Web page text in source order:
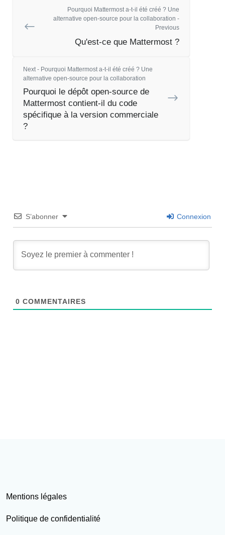
Pourquoi Mattermost a-t-il été créé ? Une
alternative open-source pour la collaboration -
Previous
Qu'est-ce que Mattermost ?
Next - Pourquoi Mattermost a-t-il été créé ? Une
alternative open-source pour la collaboration
Pourquoi le dépôt open-source de
Mattermost contient-il du code
spécifique à la version commerciale
?
S’abonner Connexion
0 COMMENTAIRES
Mentions légales
Politique de confidentialité